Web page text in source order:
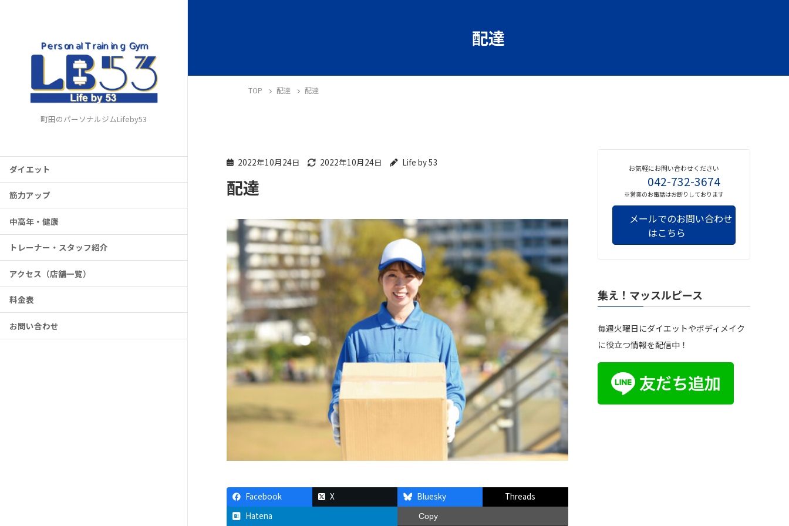
町田のパーソナルジムLifeby53
ダイエット
筋力アップ
中高年・健康
トレーナー・スタッフ紹介
アクセス（店舗一覧）
料金表
お問い合わせ
配達
TOP 配達 配達
2022年10月24日 2022年10月24日 Life by 53
配達
Facebook X Bluesky
Threads
Hatena
Copy
お気軽にお問い合わせください
042-732-3674
※営業のお電話はお断りしております
メールでのお問い合わせ
はこちら
集え！マッスルピース
毎週火曜日にダイエットやボディメイク
に役立つ情報を配信中！